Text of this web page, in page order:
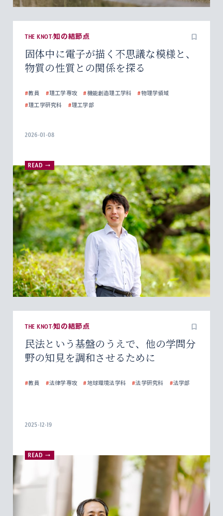
THE KNOT-知の結節点
固体中に電子が描く不思議な模様と、
物質の性質との関係を探る
#教員 #理工学専攻 #機能創造理工学科 #物理学領域
#理工学研究科 #理工学部
2026-01-08
READ
THE KNOT-知の結節点
民法という基盤のうえで、他の学問分
野の知見を調和させるために
#教員 #法律学専攻 #地球環境法学科 #法学研究科 #法学部
2025-12-19
READ